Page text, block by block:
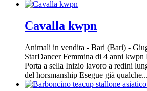
Cavalla kwpn
Animali in vendita - Bari (Bari) -
StarDancer Femmina di 4 anni
Porta a sella Inizio lavoro a redini
del horsmanship Esegue già qualche...